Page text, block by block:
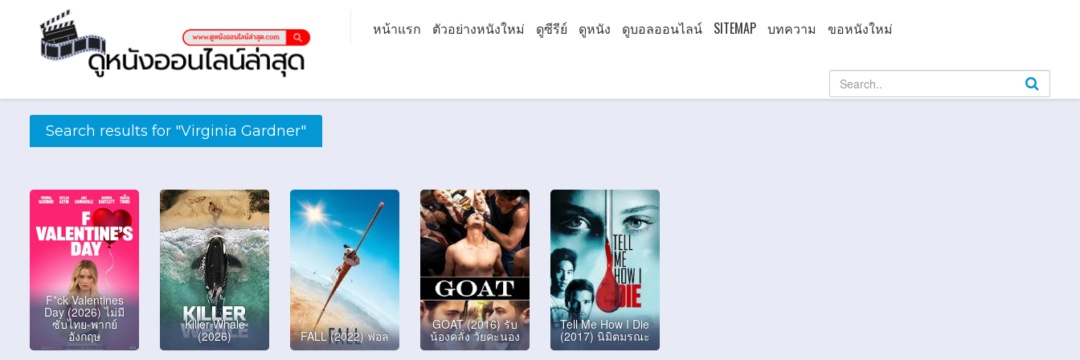
หน้าแรก ตัวอย่างหนังใหม่ ดูซีรีย์ ดูหนัง ดูบอลออนไลน์ SITEMAP บทความ ขอหนังใหม่
Search results for "Virginia Gardner"
F*ck Valentines
Day (2026) ไม่มี
ซับไทย-พากย์
อังกฤษ
Killer Whale
(2026) FALL (2022) ฟอล
GOAT (2016) รับ
น้องคลั่ง วัยคะนอง
Tell Me How I Die
(2017) นิมิตมรณะ